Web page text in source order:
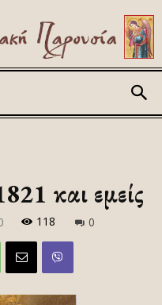
και εμείς
118 0